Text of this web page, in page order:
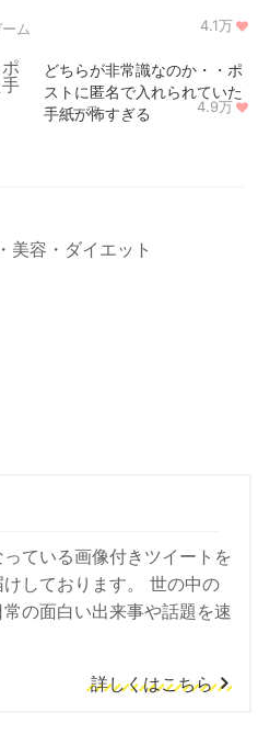
ム 4.1万
どちらが非常識なのか・・ポ
ストに匿名で入れられていた
手紙が怖すぎる
ニュース 4.9万
美容・ダイエット
ている画像付きツイートを
しております。 世の中の
の面白い出来事や話題を速
詳しくはこちら